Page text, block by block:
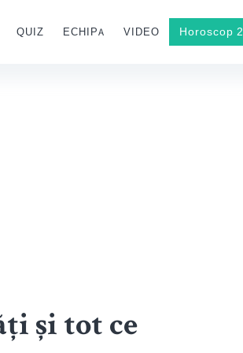
QUIZ ECHIPA VIDEO Horoscop
și tot ce